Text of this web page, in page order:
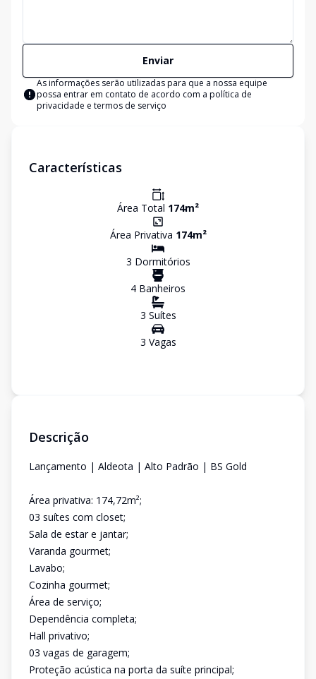
Enviar
As informações serão utilizadas para que a nossa equipe
possa entrar em contato de acordo com a política de
privacidade e termos de serviço
Características
Área Total 174m²
Área Privativa 174m²
3 Dormitórios
4 Banheiros
3 Suítes
3 Vagas
Descrição
Lançamento | Aldeota | Alto Padrão | BS Gold
Área privativa: 174,72m²;
03 suítes com closet;
Sala de estar e jantar;
Varanda gourmet;
Lavabo;
Cozinha gourmet;
Área de serviço;
Dependência completa;
Hall privativo;
03 vagas de garagem;
Proteção acústica na porta da suíte principal;